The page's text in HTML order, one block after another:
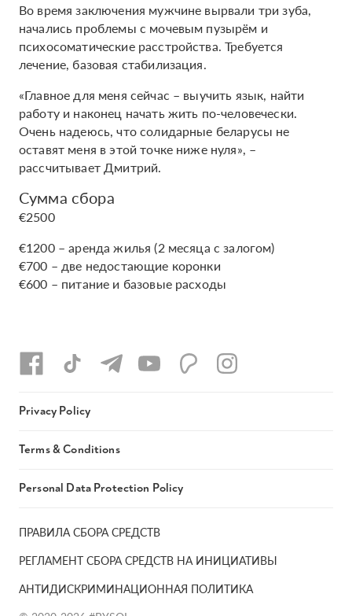
Во время заключения мужчине вырвали три зуба,
начались проблемы с мочевым пузырём и
психосоматические расстройства. Требуется
лечение, базовая стабилизация.
«Главное для меня сейчас – выучить язык, найти
работу и наконец начать жить по-человечески.
Очень надеюсь, что солидарные беларусы не
оставят меня в этой точке ниже нуля», –
рассчитывает Дмитрий.
Сумма сбора
€2500
€1200 – аренда жилья (2 месяца с залогом)
€700 – две недостающие коронки
€600 – питание и базовые расходы
ПРАВИЛА СБОРА СРЕДСТВ
РЕГЛАМЕНТ СБОРА СРЕДСТВ НА ИНИЦИАТИВЫ
АНТИДИСКРИМИНАЦИОННАЯ ПОЛИТИКА
Privacy Policy
Terms & Conditions
Personal Data Protection Policy